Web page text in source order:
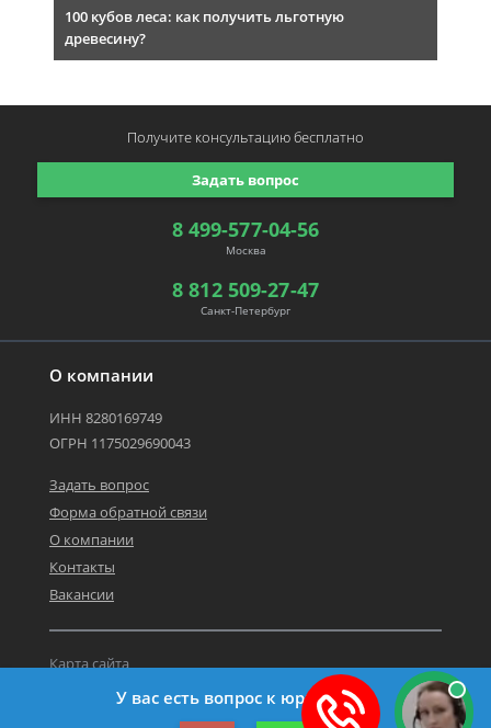
100 кубов леса: как получить льготную
древесину?
О компании
ИНН 8280169749
ОГРН 1175029690043
Задать вопрос
Форма обратной связи
О компании
Контакты
Вакансии
Карта сайта
Политика персональных данных
8 499-577-04-56
Москва
8 812 509-27-47
Санкт-Петербург
Задать вопрос
Получите консультациюбесплатно
У вас есть вопрос к юристу?